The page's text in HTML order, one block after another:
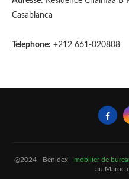
Casablanca
Telephone: +212 661-020808
@2024 - Benidex - mobilier de
au Maroc